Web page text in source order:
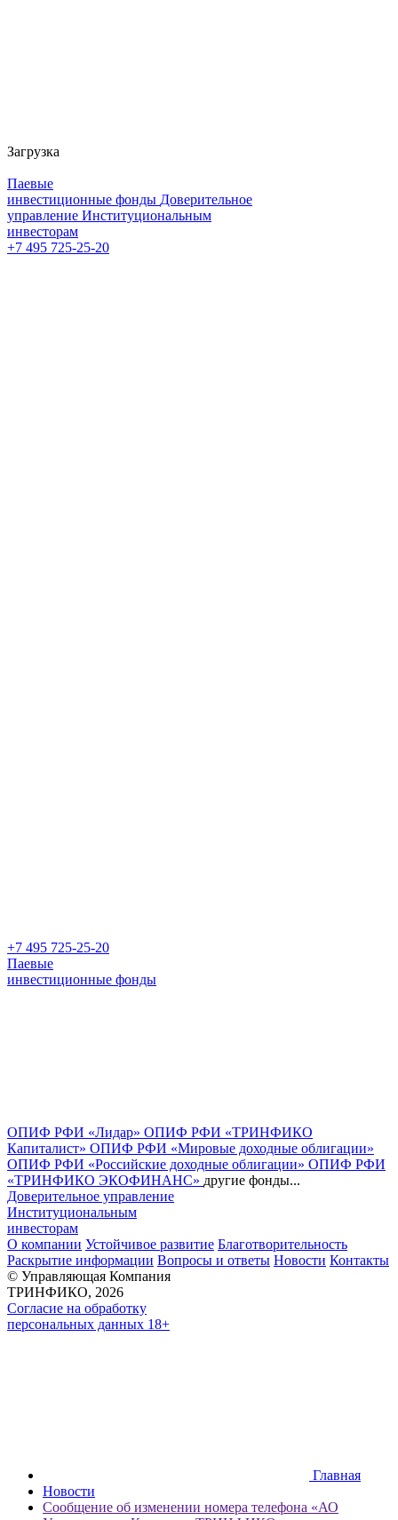
Загрузка
Паевые
инвестиционные фонды Доверительное
управление Институциональным
инвесторам
+7 495 725-25-20
+7 495 725-25-20
Паевые
инвестиционные фонды
ОПИФ РФИ «Лидар» ОПИФ РФИ «ТРИНФИКО
Капиталист» ОПИФ РФИ «Мировые доходные облигации»
ОПИФ РФИ «Российские доходные облигации» ОПИФ РФИ
«ТРИНФИКО ЭКОФИНАНС» другие фонды...
Доверительное управление
Институциональным
инвесторам
О компании Устойчивое развитие Благотворительность
Раскрытие информации Вопросы и ответы Новости Контакты
© Управляющая Компания
ТРИНФИКО, 2026
Согласие на обработку
персональных данных 18+
Главная
Новости
Сообщение об изменении номера телефона «АО